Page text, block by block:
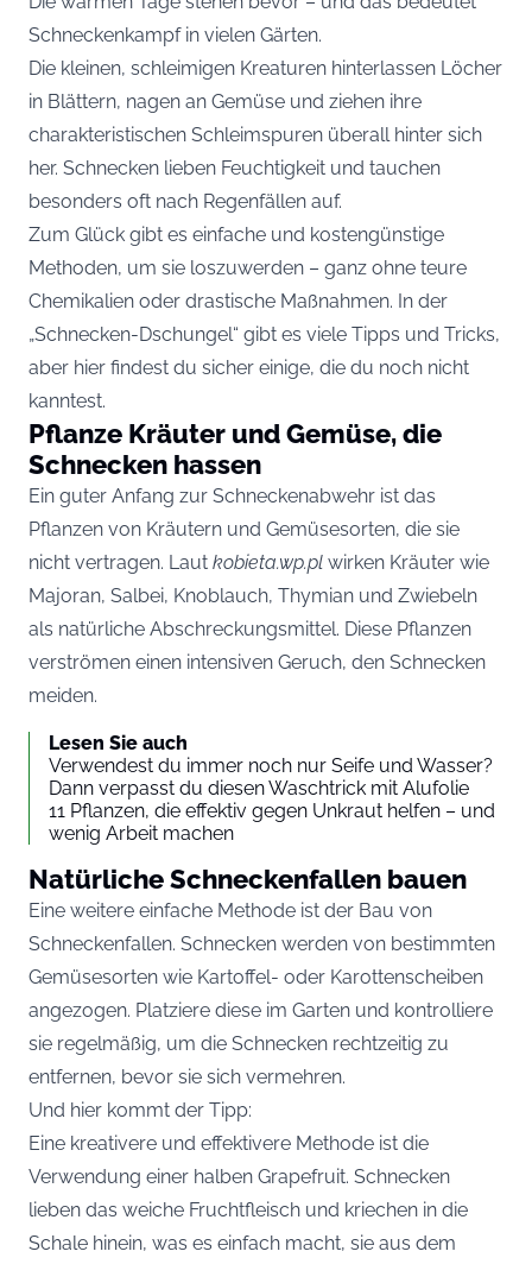
Schneckenkampf in vielen Gärten.
Die kleinen, schleimigen Kreaturen hinterlassen Löcher
in Blättern, nagen an Gemüse und ziehen ihre
charakteristischen Schleimspuren überall hinter sich
her. Schnecken lieben Feuchtigkeit und tauchen
besonders oft nach Regenfällen auf.
Zum Glück gibt es einfache und kostengünstige
Methoden, um sie loszuwerden – ganz ohne teure
Chemikalien oder drastische Maßnahmen. In der
„Schnecken-Dschungel“ gibt es viele Tipps und Tricks,
aber hier findest du sicher einige, die du noch nicht
kanntest.
Pflanze Kräuter und Gemüse, die
Schnecken hassen
Ein guter Anfang zur Schneckenabwehr ist das
Pflanzen von Kräutern und Gemüsesorten, die sie
nicht vertragen. Laut kobieta.wp.pl wirken Kräuter wie
Majoran, Salbei, Knoblauch, Thymian und Zwiebeln
als natürliche Abschreckungsmittel. Diese Pflanzen
verströmen einen intensiven Geruch, den Schnecken
meiden.
Lesen Sie auch
Verwendest du immer noch nur Seife und Wasser?
Dann verpasst du diesen Waschtrick mit Alufolie
11 Pflanzen, die effektiv gegen Unkraut helfen – und
wenig Arbeit machen
Natürliche Schneckenfallen bauen
Eine weitere einfache Methode ist der Bau von
Schneckenfallen. Schnecken werden von bestimmten
Gemüsesorten wie Kartoffel- oder Karottenscheiben
angezogen. Platziere diese im Garten und kontrolliere
sie regelmäßig, um die Schnecken rechtzeitig zu
entfernen, bevor sie sich vermehren.
Und hier kommt der Tipp:
Eine kreativere und effektivere Methode ist die
Verwendung einer halben Grapefruit. Schnecken
lieben das weiche Fruchtfleisch und kriechen in die
Schale hinein, was es einfach macht, sie aus dem